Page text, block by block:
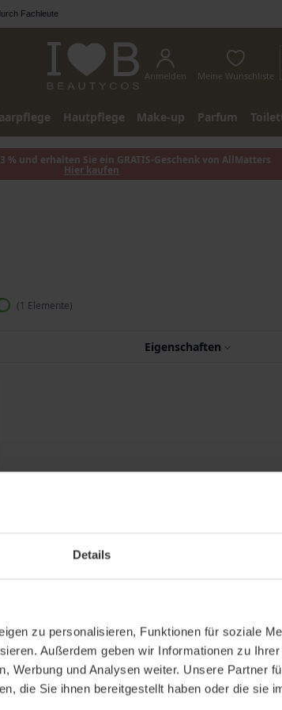
Details
zu personalisieren, Funktionen für soziale
Außerdem geben wir Informationen zu
Werbung und Analysen weiter. Unsere Partner
die Sie ihnen bereitgestellt haben oder die sie
Fachleute
Anmelden Meine Wunschliste
Hautpflege Make-up Parfum
% und erhalten Sie ein GRATIS-Geschenk von AllMatters
Hier kaufen
1 Elemente
Eigenschaften